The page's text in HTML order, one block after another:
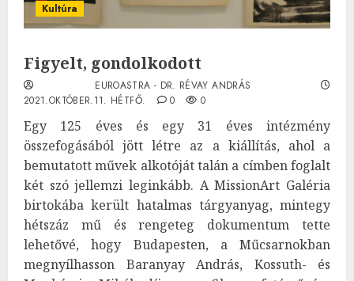
Kultúra
Figyelt, gondolkodott
EUROASTRA - DR. RÉVAY ANDRÁS
2021.OKTÓBER.11. HÉTFŐ.
0 0
Egy 125 éves és egy 31 éves intézmény
összefogásából jött létre az a kiállítás, ahol a
bemutatott művek alkotóját talán a címben foglalt
két szó jellemzi leginkább. A MissionArt Galéria
birtokába került hatalmas tárgyanyag, mintegy
hétszáz mű és rengeteg dokumentum tette
lehetővé, hogy Budapesten, a Műcsarnokban
megnyílhasson Baranyay András, Kossuth- és